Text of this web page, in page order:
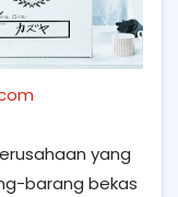
yang
barang bekas